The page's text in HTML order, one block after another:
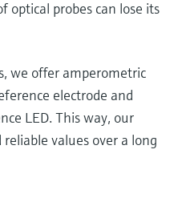
optical probes can lose its
we offer amperometric
electrode and
LED. This way, our
values over a long